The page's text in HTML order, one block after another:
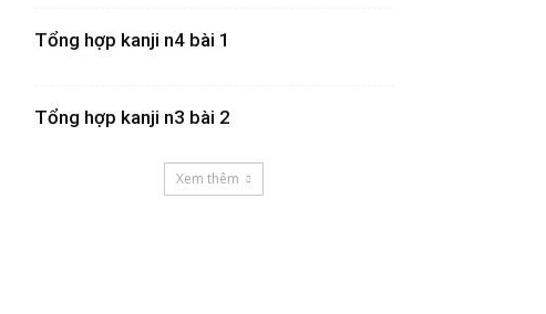
Tổng hợp kanji n4 bài 1
Tổng hợp kanji n3 bài 2
Xem thêm